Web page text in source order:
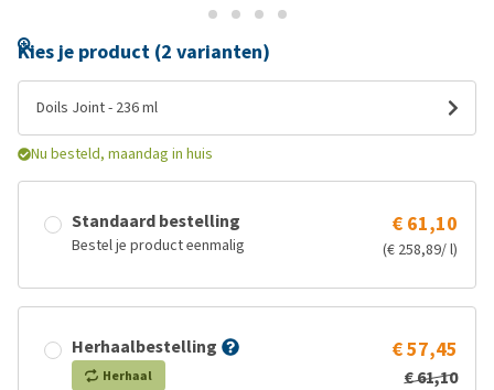
Kies je product (2 varianten)
Doils Joint - 236 ml
Nu besteld, maandag in huis
Standaard bestelling
Bestel je product eenmalig
€ 61,10
(€ 258,89/ l)
Herhaalbestelling
Herhaal
€ 57,45
€ 61,10